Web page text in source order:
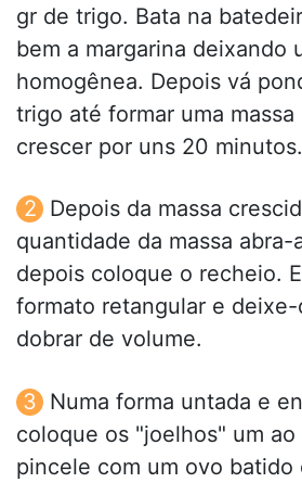
gr de trigo. Bata na
bem a margarina deixando
homogênea. Depois vá
trigo até formar uma massa
crescer por uns 20 minutos.
Depois da massa
quantidade da massa abra-
depois coloque o recheio.
formato retangular e
dobrar de volume.
Numa forma untada e
coloque os "joelhos" um
pincele com um ovo batido